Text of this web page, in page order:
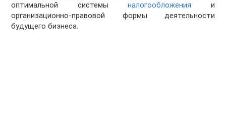
оптимальной системыналогообложения и
организационно-правовой формы деятельности
будущего бизнеса.